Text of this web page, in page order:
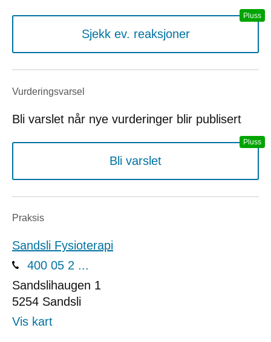
Sjekk ev. reaksjoner
Vurderings­varsel
Bli varslet når nye vurderinger blir publisert
Bli varslet
Praksis
Sandsli Fysioterapi
400 05 2 ...
Sandslihaugen 1
5254 Sandsli
Vis kart